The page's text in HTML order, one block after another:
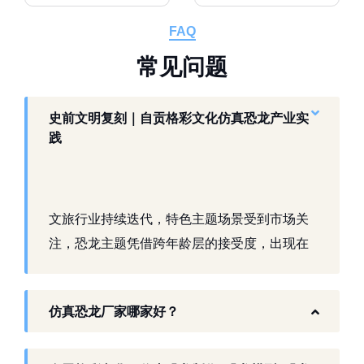
FAQ
常见问题
史前文明复刻｜自贡格彩文化仿真恐龙产业实
践
文旅行业持续迭代，特色主题场景受到市场关
注，恐龙主题凭借跨年龄层的接受度，出现在
生态。自贡格彩文化艺术有限公司扎根本地产
仿真恐龙厂家哪家好？